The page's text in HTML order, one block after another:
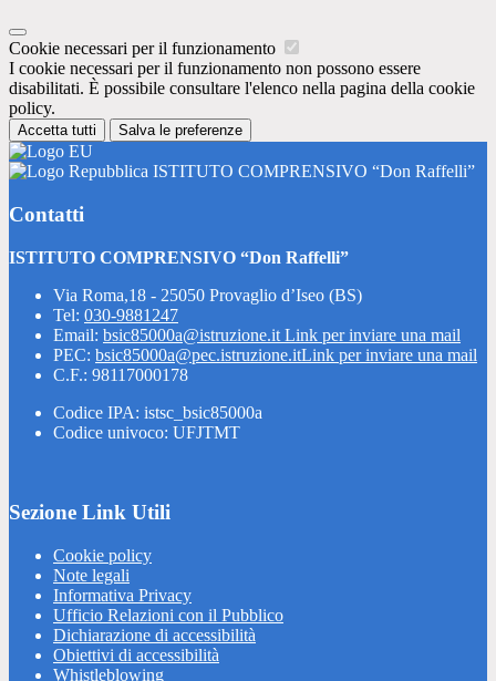
Cookie necessari per il funzionamento
I cookie necessari per il funzionamento non possono essere
disabilitati. È possibile consultare l'elenco nella pagina della cookie
policy.
Accetta tutti Salva le preferenze
ISTITUTO COMPRENSIVO “Don Raffelli”
Contatti
ISTITUTO COMPRENSIVO “Don Raffelli”
Via Roma,18 - 25050 Provaglio d’Iseo (BS)
Tel: 030-9881247
Email: bsic85000a@istruzione.it Link per inviare una mail
PEC: bsic85000a@pec.istruzione.itLink per inviare una mail
C.F.: 98117000178
Codice IPA: istsc_bsic85000a
Codice univoco: UFJTMT
Sezione Link Utili
Cookie policy
Note legali
Informativa Privacy
Ufficio Relazioni con il Pubblico
Dichiarazione di accessibilità
Obiettivi di accessibilità
Whistleblowing